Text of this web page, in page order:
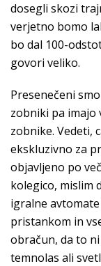
dosegli skozi
verjetno bomo
bo dal 100-
govori veliko.
Presenečeni
zobniki pa imajo
zobnike. Vedeti,
ekskluzivno za
objavljeno po
kolegico, mislim
igralne
pristankom in
obračun, da to
temnolas ali